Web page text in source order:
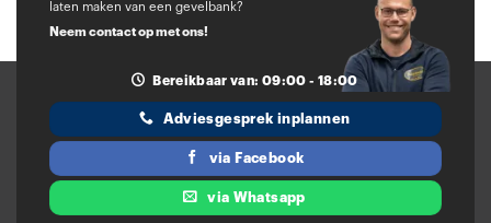
laten maken van een gevelbank?
Neem contact op met ons!
Bereikbaar van: 09:00 - 18:00
Adviesgesprek inplannen
via Facebook
via Whatsapp